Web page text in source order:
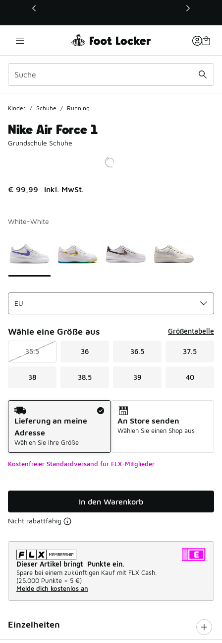
Dieser Link öffnet sich in einem neuen Fenster
Kinder / Schuhe / Running
Nike Air Force 1
Grundschule Schuhe
€ 99,99 inkl. MwSt.
White-White
Wähle eine Größe aus Größentabelle
35.5 36 36.5 37.5
38 38.5 39 40
Versandart
Lieferung an meine
Adresse
Wählen Sie Ihre Größe
An Store senden
Wählen Sie einen Shop aus
Kostenfreier Standardversand für FLX-Mitglieder
In den Warenkorb
Nicht rabattfähig
Dieser Artikel bringt Punkte ein.
Spare bei einem zukünftigen Kauf mit FLX Cash.
(25.000 Punkte = 5 €)
Melde dich kostenlos an
Einzelheiten